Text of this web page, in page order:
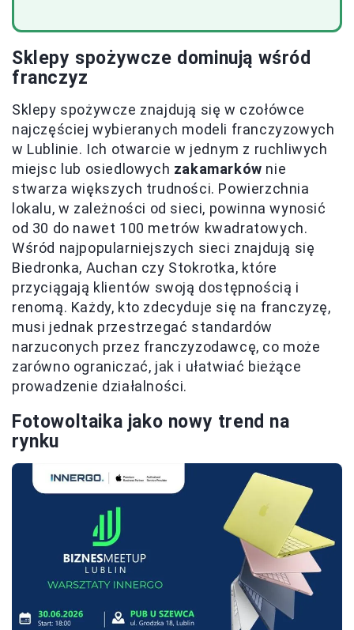
Sklepy spożywcze dominują wśród
franczyz
Sklepy spożywcze znajdują się w czołówce
najczęściej wybieranych modeli franczyzowych
w Lublinie. Ich otwarcie w jednym z ruchliwych
miejsc lub osiedlowych zakamarków nie
stwarza większych trudności. Powierzchnia
lokalu, w zależności od sieci, powinna wynosić
od 30 do nawet 100 metrów kwadratowych.
Wśród najpopularniejszych sieci znajdują się
Biedronka, Auchan czy Stokrotka, które
przyciągają klientów swoją dostępnością i
renomą. Każdy, kto zdecyduje się na franczyzę,
musi jednak przestrzegać standardów
narzuconych przez franczyzodawcę, co może
zarówno ograniczać, jak i ułatwiać bieżące
prowadzenie działalności.
Fotowoltaika jako nowy trend na
rynku